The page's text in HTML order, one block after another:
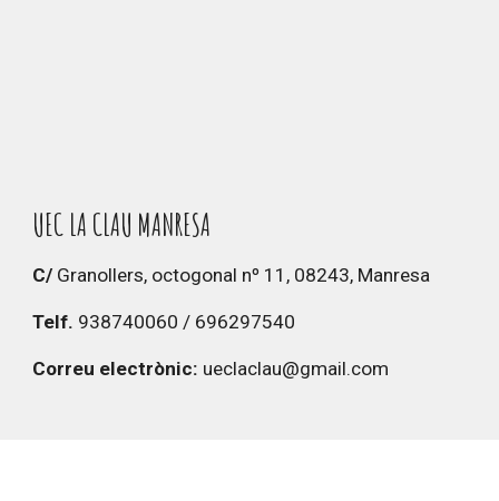
UEC LA CLAU MANRESA
C/ Granollers, octogonal nº 11, 08243, Manresa
Telf. 938740060 / 696297540
Correu electrònic: ueclaclau@gmail.com